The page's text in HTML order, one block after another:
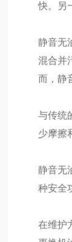
快。另
静音无
混合并
而，静
与传统
少摩擦
静音无
种安全
在维护